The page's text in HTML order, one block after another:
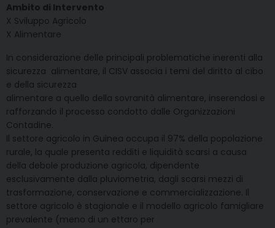
Ambito di Intervento
X Sviluppo Agricolo
X Alimentare
In considerazione delle principali problematiche inerenti alla
sicurezza alimentare, il CISV associa i temi del diritto al cibo
e della sicurezza
alimentare a quello della sovranità alimentare, inserendosi e
rafforzando il processo condotto dalle Organizzazioni
Contadine.
Il settore agricolo in Guinea occupa il 97% della popolazione
rurale, la quale presenta redditi e liquidità scarsi a causa
della debole produzione agricola, dipendente
esclusivamente dalla pluviometria, dagli scarsi mezzi di
trasformazione, conservazione e commercializzazione. Il
settore agricolo è stagionale e il modello agricolo famigliare
prevalente (meno di un ettaro per